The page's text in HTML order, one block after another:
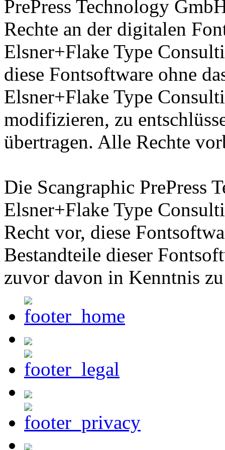
PrePress Technology
Rechte an der digitalen
Elsner+Flake Type
diese Fontsoftware ohne
Elsner+Flake Type
modifizieren, zu
übertragen. Alle Rechte
Die Scangraphic PrePress
Elsner+Flake Type
Recht vor, diese
Bestandteile dieser
zuvor davon in Kenntnis zu